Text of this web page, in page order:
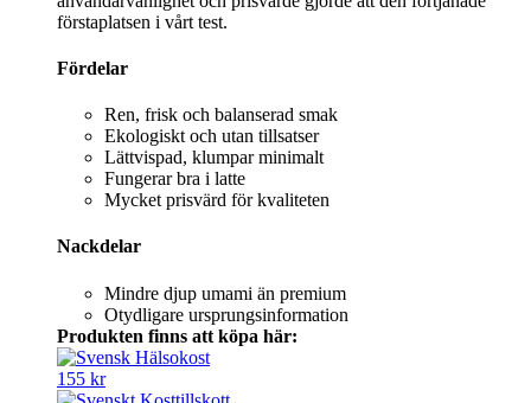
förstaplatsen i vårt test.
Fördelar
Ren, frisk och balanserad smak
Ekologiskt och utan tillsatser
Lättvispad, klumpar minimalt
Fungerar bra i latte
Mycket prisvärd för kvaliteten
Nackdelar
Mindre djup umami än premium
Otydligare ursprungsinformation
Produkten finns att köpa här:
155 kr